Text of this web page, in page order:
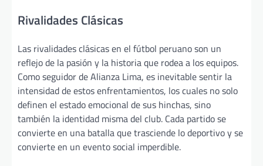
Rivalidades Clásicas
Las rivalidades clásicas en el fútbol peruano son un
reflejo de la pasión y la historia que rodea a los equipos.
Como seguidor de Alianza Lima, es inevitable sentir la
intensidad de estos enfrentamientos, los cuales no solo
definen el estado emocional de sus hinchas, sino
también la identidad misma del club. Cada partido se
convierte en una batalla que trasciende lo deportivo y se
convierte en un evento social imperdible.